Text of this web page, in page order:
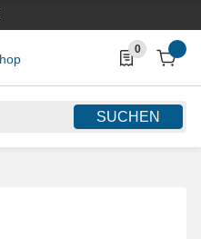
SUCHEN
0
0 Produkte in